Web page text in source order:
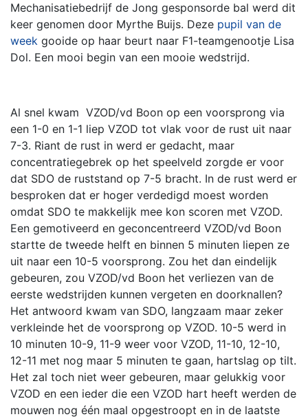
Mechanisatiebedrijf de Jong gesponsorde bal werd dit
keer genomen door Myrthe Buijs. Deze pupil van de
week gooide op haar beurt naar F1-teamgenootje Lisa
Dol. Een mooi begin van een mooie wedstrijd.
Al snel kwam VZOD/vd Boon op een voorsprong via
een 1-0 en 1-1 liep VZOD tot vlak voor de rust uit naar
7-3. Riant de rust in werd er gedacht, maar
concentratiegebrek op het speelveld zorgde er voor
dat SDO de ruststand op 7-5 bracht. In de rust werd er
besproken dat er hoger verdedigd moest worden
omdat SDO te makkelijk mee kon scoren met VZOD.
Een gemotiveerd en geconcentreerd VZOD/vd Boon
startte de tweede helft en binnen 5 minuten liepen ze
uit naar een 10-5 voorsprong. Zou het dan eindelijk
gebeuren, zou VZOD/vd Boon het verliezen van de
eerste wedstrijden kunnen vergeten en doorknallen?
Het antwoord kwam van SDO, langzaam maar zeker
verkleinde het de voorsprong op VZOD. 10-5 werd in
10 minuten 10-9, 11-9 weer voor VZOD, 11-10, 12-10,
12-11 met nog maar 5 minuten te gaan, hartslag op tilt.
Het zal toch niet weer gebeuren, maar gelukkig voor
VZOD en een ieder die een VZOD hart heeft werden de
mouwen nog één maal opgestroopt en in de laatste